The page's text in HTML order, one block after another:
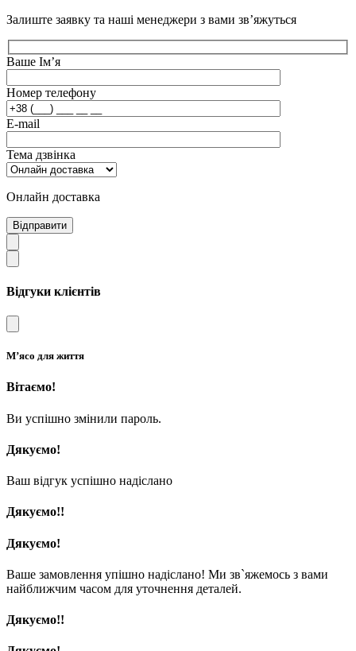
Залиште заявку та наші менеджери з вами зв’яжуться
Ваше Ім’я
Номер телефону
E-mail
Тема дзвінка
Онлайн доставка
Відправити
Відгуки клієнтів
М’ясо для життя
Вітаємо!
Ви успішно змінили пароль.
Дякуємо!
Ваш відгук успішно надіслано
Дякуємо!!
Дякуємо!
Ваше замовлення упішно надіслано! Ми зв`яжемось з вами
найближчим часом для уточнення деталей.
Дякуємо!!